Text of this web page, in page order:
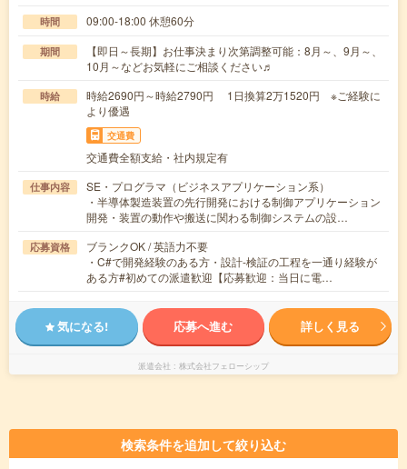
時間 09:00-18:00 休憩60分
期間
【即日～長期】お仕事決まり次第調整可能：8月～、9月～、
10月～などお気軽にご相談ください♬
時給
時給2690円～時給2790円 1日換算2万1520円 ※ご経験に
より優遇
交通費
交通費全額支給・社内規定有
仕事内容
SE・プログラマ（ビジネスアプリケーション系）
・半導体製造装置の先行開発における制御アプリケーション
開発・装置の動作や搬送に関わる制御システムの設…
応募資格
ブランクOK / 英語力不要
・C#で開発経験のある方・設計-検証の工程を一通り経験が
ある方#初めての派遣歓迎【応募歓迎：当日に電…
気になる! 応募へ進む 詳しく見る
派遣会社 株式会社フェローシップ
検索条件を追加して絞り込む